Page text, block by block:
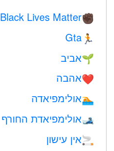
✊🏿
Black Lives Matter
🏃
Gta
🌱אביב
❤️️אהבה
🏊אולימפיאדה
🎿אולימפיאדת החורף
🚬אין עישון